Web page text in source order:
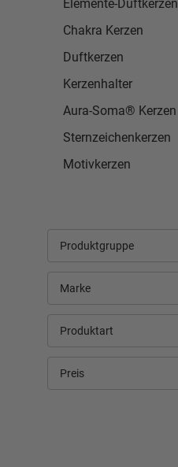
Elemente-Duftkerzen
Chakra Kerzen
Duftkerzen
Kerzenhalter
Aura-Soma® Kerzen
Sternzeichenkerzen
Motivkerzen
Produktgruppe
Marke
Produktart
Preis